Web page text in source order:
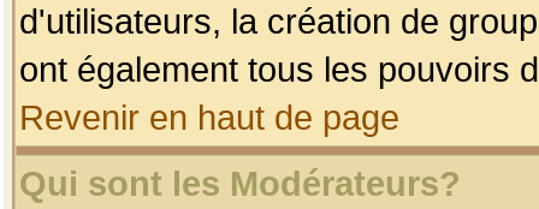
d'utilisateurs, la création de
ont également tous les pouvoirs
Revenir en haut de page
Qui sont les Modérateurs?